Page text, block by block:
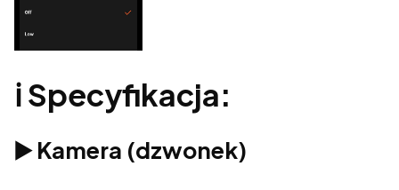
ℹ️ Specyfikacja:
▶️ Kamera (dzwonek)